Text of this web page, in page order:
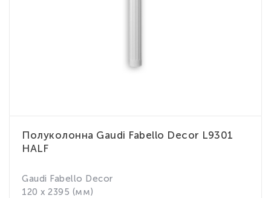
Полуколонна Gaudi Fabello Decor L9301
HALF
Gaudi Fabello Decor
120 x 2395 (мм)